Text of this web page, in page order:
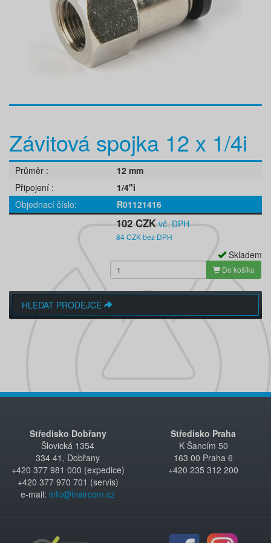
Závitová spojka 12 x 1/4i
Průměr
12 mm
Připojení
1/4"i
Objednací číslo
R01121416
102 CZK vč. DPH
84 CZK bez DPH
Skladem
Do košíku
HLEDAT PRODEJCE
Středisko Dobřany
Šlovická 1354
334 41, Dobřany
+420 377 981 000 (expedice)
+420 377 970 701 (servis)
e-mail: info@inaircom.cz
Středisko Praha
K Šancím 50
163 00 Praha 6
+420 235 312 200